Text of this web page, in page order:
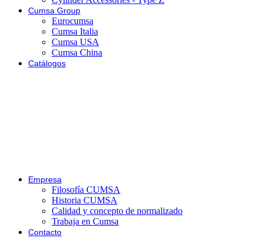
Cumsa Group
Eurocumsa
Cumsa Italia
Cumsa USA
Cumsa China
Catálogos
Empresa
Filosofía CUMSA
Historia CUMSA
Calidad y concepto de normalizado
Trabaja en Cumsa
Contacto